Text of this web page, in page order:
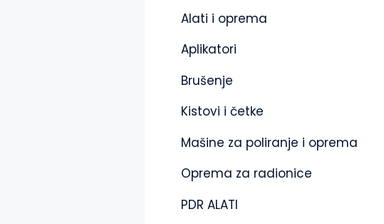
Alati i oprema
Aplikatori
Brušenje
Kistovi i četke
Mašine za poliranje i oprema
Oprema za radionice
PDR ALATI